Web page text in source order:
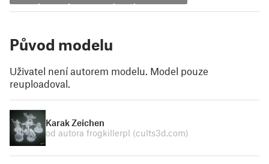
Původ modelu
Uživatel není autorem modelu. Model pouze
reuploadoval.
Karak Zeichen
od autora frogkillerpl (cults3d.com)